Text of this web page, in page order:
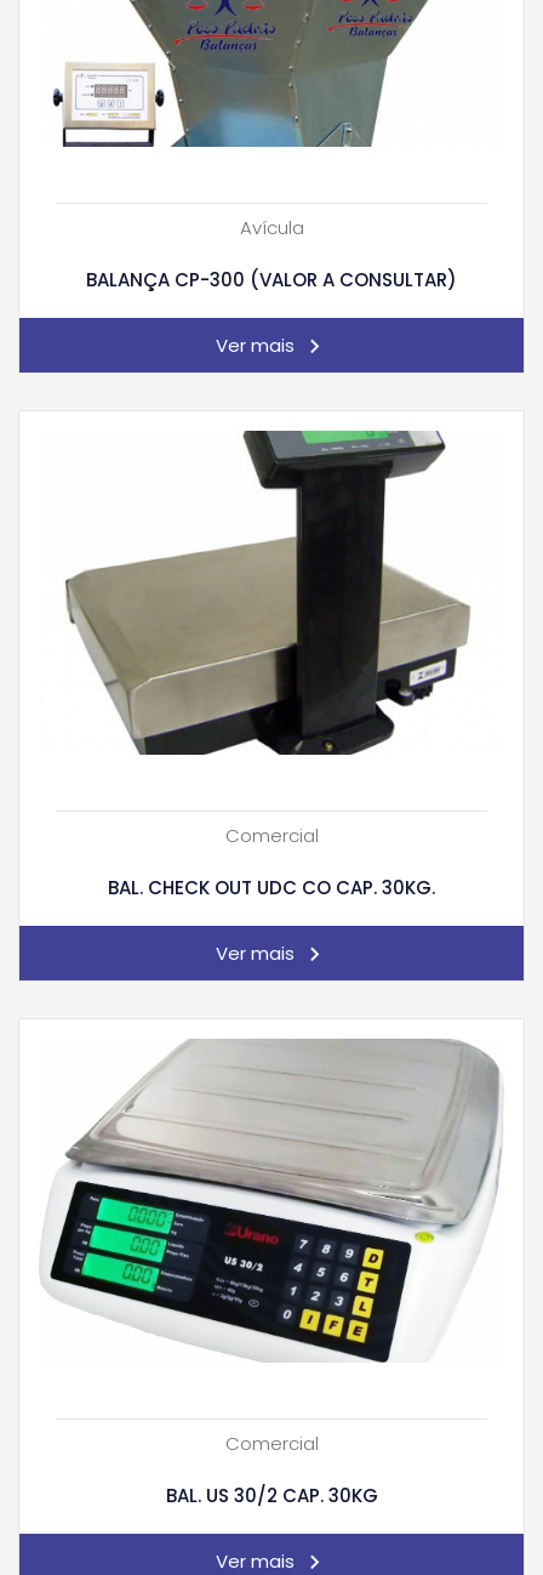
Avícula
BALANÇA CP-300 (VALOR A CONSULTAR)
Ver mais
Comercial
BAL. CHECK OUT UDC CO CAP. 30KG.
Ver mais
Comercial
BAL. US 30/2 CAP. 30KG
Ver mais